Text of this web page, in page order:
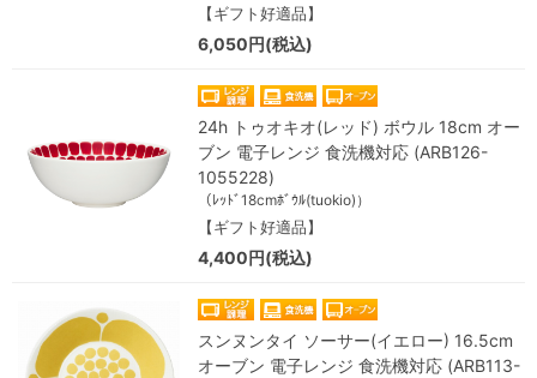
【ギフト好適品】
6,050円(税込)
24h トゥオキオ(レッド) ボウル 18cm オー
ブン 電子レンジ 食洗機対応 (ARB126-
1055228)
（ﾚｯﾄﾞ18cmﾎﾞｳﾙ(tuokio)）
【ギフト好適品】
4,400円(税込)
スンヌンタイ ソーサー(イエロー) 16.5cm
オーブン 電子レンジ 食洗機対応 (ARB113-